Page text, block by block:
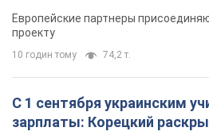
Видео
Европейские партнеры
проекту
10 годин тому 74,2 т.
С 1 сентября украинским
зарплаты: Корецкий